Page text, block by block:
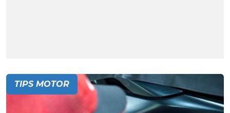
TIPS MOTOR